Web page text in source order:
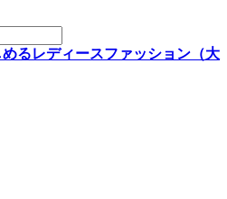
るレディースファッション（大